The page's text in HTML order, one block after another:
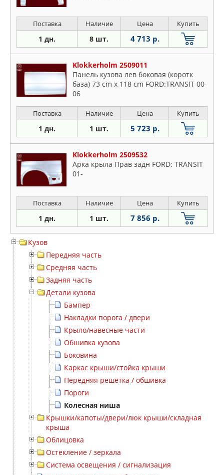
Поставка Наличие Цена Купить
1 дн. 8 шт. 4 713 р.
Klokkerholm 2509011
Панель кузова лев боковая (коротк
база) 73 cm x 118 cm FORD:TRANSIT 00-
06
Поставка Наличие Цена Купить
1 дн. 1 шт. 5 723 р.
Klokkerholm 2509532
Арка крыла Прав задн FORD: TRANSIT
01-
Поставка Наличие Цена Купить
1 дн. 1 шт. 7 856 р.
Кузов
Передняя часть
Средняя часть
Задняя часть
Детали кузова
Бампер
Накладки порога / двери
Крыло/навесные части
Обшивка кузова
Боковина
Каркас крыши/стойка крыши
Передняя решетка / обшивка
Пороги
Колесная ниша
Крышки/капоты/двери/люк крыши/складная
крыша
Облицовка
Остекление / зеркала
Система освещения / сигнализация